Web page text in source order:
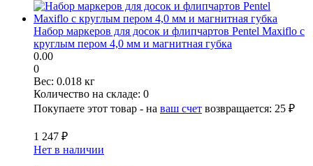
Набор маркеров для досок и флипчартов Pentel Maxiflo с
круглым пером 4,0 мм и магнитная губка
0.00
0
Вес: 0.018 кг
Количество на складе: 0
Покупаете этот товар - на ваш счет возвращается: 25 ₽
1 247 ₽
Нет в наличии